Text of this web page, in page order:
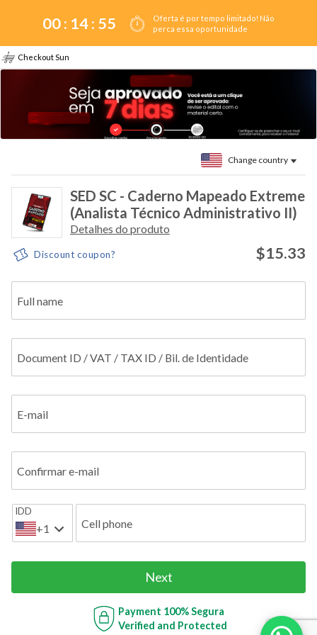
00 : 14: 55
Oferta é por tempo limitado! Não
perca essa oportunidade
Checkout Sun
Change country
SED SC - Caderno Mapeado Extreme
(Analista Técnico Administrativo II)
Detalhes do produto
Discount coupon? $15.33
Full name
Document ID / VAT / TAX ID / Bil. de Identidade
E-mail
Confirmar e-mail
IDD
+1 Cell phone
Next
Payment 100% Segura
Verified and Protected